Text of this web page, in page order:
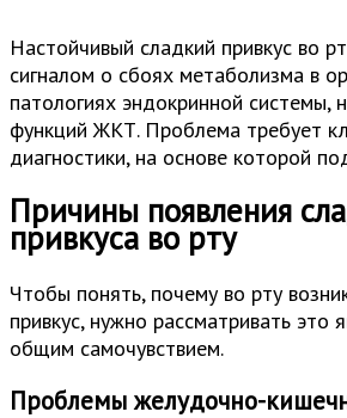
Настойчивый сладкий привкус во
сигналом о сбоях метаболизма в
патологиях эндокринной системы,
функций ЖКТ. Проблема требует
диагностики, на основе которой
Причины появления
привкуса во рту
Чтобы понять, почему во рту
привкус, нужно рассматривать это
общим самочувствием.
Проблемы желудочно-